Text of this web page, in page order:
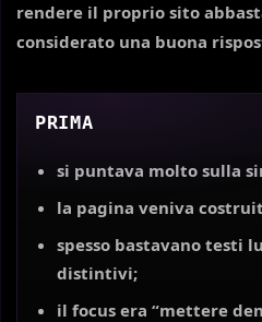
rendere il proprio sito
considerato una buona
PRIMA
si puntava molto sulla
la pagina veniva
spesso bastavano testi
distintivi;
il focus era “mettere